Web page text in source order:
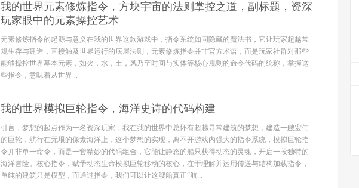
我的世界元素修炼指令，方块宇宙的法则掌控之道，副标题，资深
玩家眼中的元素操控艺术
元素修炼指令的起源与意义在我的世界这款游戏中，指令系统如同隐藏的魔法书，它让玩家超越常
规生存与建造，直接触及世界运行的底层法则，元素修炼指令并非官方术语，而是玩家社群对那些
能够操控世界基本元素，如火，水，土，风乃至时间与实体等核心规则的命令代码的统称，掌握这
些指令，意味着从世界...
我的世界模拟巨轮指令，海洋史诗的代码构建
引言，梦想的起点作为一名资深玩家，我在我的世界中总怀有超越寻常建筑的梦想，建造一艘宏伟
的巨轮，航行在无垠的像素海洋上，这个梦想的实现，离不开游戏内强大的指令系统，模拟巨轮指
令并非单一命令，而是一套精妙的代码组合，它能让静态的船只获得动态的灵魂，开启一段独特的
海洋冒险。核心指令，赋予动态生命模拟巨轮移动的核心，在于理解并运用传送与结构加载指令，
单纯的建筑只是模型，而通过指令，我们可以让这艘船真正“航...